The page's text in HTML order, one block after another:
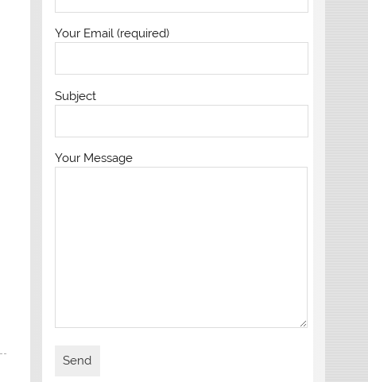
Your Email (required)
Subject
Your Message